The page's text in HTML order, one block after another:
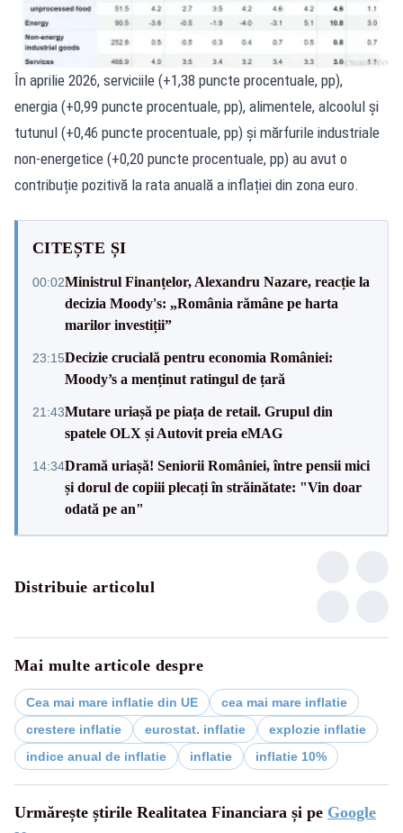
În aprilie 2026, serviciile (+1,38 puncte procentuale, pp),
energia (+0,99 puncte procentuale, pp), alimentele, alcoolul și
tutunul (+0,46 puncte procentuale, pp) și mărfurile industriale
non-energetice (+0,20 puncte procentuale, pp) au avut o
contribuție pozitivă la rata anuală a inflației din zona euro.
CITEȘTE ȘI
00:02Ministrul Finanțelor, Alexandru Nazare, reacție la
decizia Moody's: „România rămâne pe harta
marilor investiții”
23:15Decizie crucială pentru economia României:
Moody’s a menținut ratingul de țară
21:43Mutare uriașă pe piața de retail. Grupul din
spatele OLX și Autovit preia eMAG
14:34Dramă uriașă! Seniorii României, între pensii mici
și dorul de copiii plecați în străinătate: "Vin doar
odată pe an"
Distribuie articolul
Mai multe articole despre
Cea mai mare inflatie din UE
cea mai mare inflatie
crestere inflatie
eurostat. inflatie
explozie inflatie
indice anual de inflatie
inflatie inflatie 10%
Urmărește știrile Realitatea Financiara și pe Google